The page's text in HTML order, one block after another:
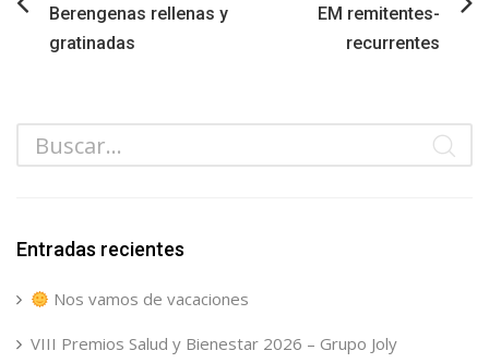
Berengenas rellenas y
gratinadas
EM remitentes-
recurrentes
Entradas recientes
Nos vamos de vacaciones
VIII Premios Salud y Bienestar 2026 – Grupo Joly